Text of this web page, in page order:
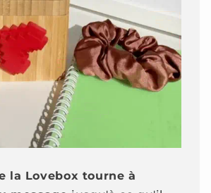
la Lovebox tourne à